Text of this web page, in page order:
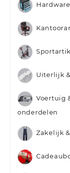
Hardware
Uiterlijk
Voertuig
onderdelen
Zakelijk